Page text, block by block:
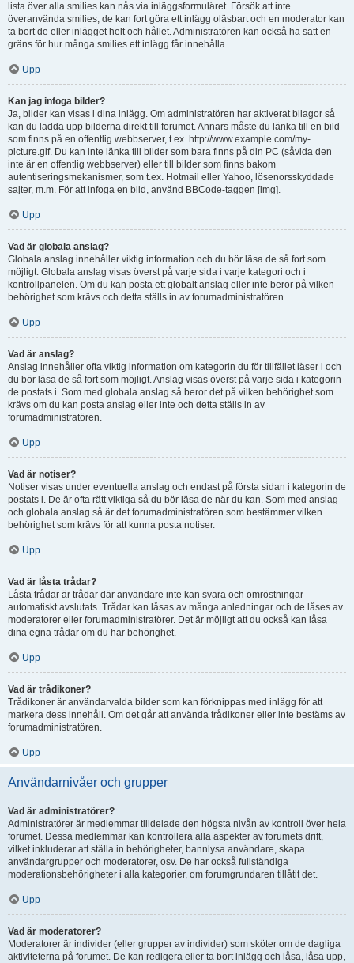
lista över alla smilies kan nås via inläggsformuläret. Försök att inte
överanvända smilies, de kan fort göra ett inlägg oläsbart och en moderator kan
ta bort de eller inlägget helt och hållet. Administratören kan också ha satt en
gräns för hur många smilies ett inlägg får innehålla.
Upp
Kan jag infoga bilder?
Ja, bilder kan visas i dina inlägg. Om administratören har aktiverat bilagor så
kan du ladda upp bilderna direkt till forumet. Annars måste du länka till en bild
som finns på en offentlig webbserver, t.ex. http://www.example.com/my-
picture.gif. Du kan inte länka till bilder som bara finns på din PC (såvida den
inte är en offentlig webbserver) eller till bilder som finns bakom
autentiseringsmekanismer, som t.ex. Hotmail eller Yahoo, lösenorsskyddade
sajter, m.m. För att infoga en bild, använd BBCode-taggen [img].
Upp
Vad är globala anslag?
Globala anslag innehåller viktig information och du bör läsa de så fort som
möjligt. Globala anslag visas överst på varje sida i varje kategori och i
kontrollpanelen. Om du kan posta ett globalt anslag eller inte beror på vilken
behörighet som krävs och detta ställs in av forumadministratören.
Upp
Vad är anslag?
Anslag innehåller ofta viktig information om kategorin du för tillfället läser i och
du bör läsa de så fort som möjligt. Anslag visas överst på varje sida i kategorin
de postats i. Som med globala anslag så beror det på vilken behörighet som
krävs om du kan posta anslag eller inte och detta ställs in av
forumadministratören.
Upp
Vad är notiser?
Notiser visas under eventuella anslag och endast på första sidan i kategorin de
postats i. De är ofta rätt viktiga så du bör läsa de när du kan. Som med anslag
och globala anslag så är det forumadministratören som bestämmer vilken
behörighet som krävs för att kunna posta notiser.
Upp
Vad är låsta trådar?
Låsta trådar är trådar där användare inte kan svara och omröstningar
automatiskt avslutats. Trådar kan låsas av många anledningar och de låses av
moderatorer eller forumadministratörer. Det är möjligt att du också kan låsa
dina egna trådar om du har behörighet.
Upp
Vad är trådikoner?
Trådikoner är användarvalda bilder som kan förknippas med inlägg för att
markera dess innehåll. Om det går att använda trådikoner eller inte bestäms av
forumadministratören.
Upp
Användarnivåer och grupper
Vad är administratörer?
Administratörer är medlemmar tilldelade den högsta nivån av kontroll över hela
forumet. Dessa medlemmar kan kontrollera alla aspekter av forumets drift,
vilket inkluderar att ställa in behörigheter, bannlysa användare, skapa
användargrupper och moderatorer, osv. De har också fullständiga
moderationsbehörigheter i alla kategorier, om forumgrundaren tillåtit det.
Upp
Vad är moderatorer?
Moderatorer är individer (eller grupper av individer) som sköter om de dagliga
aktiviteterna på forumet. De kan redigera eller ta bort inlägg och låsa, låsa upp,